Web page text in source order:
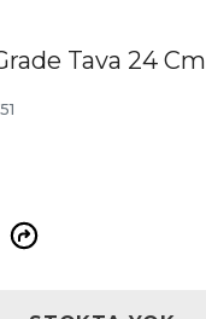
Tava 24 Cm